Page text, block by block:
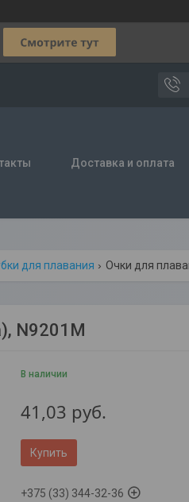
Доставка и оплата
для плавания
N9201M
В наличии
41,03 руб.
Купить
+375 (33) 344-32-36